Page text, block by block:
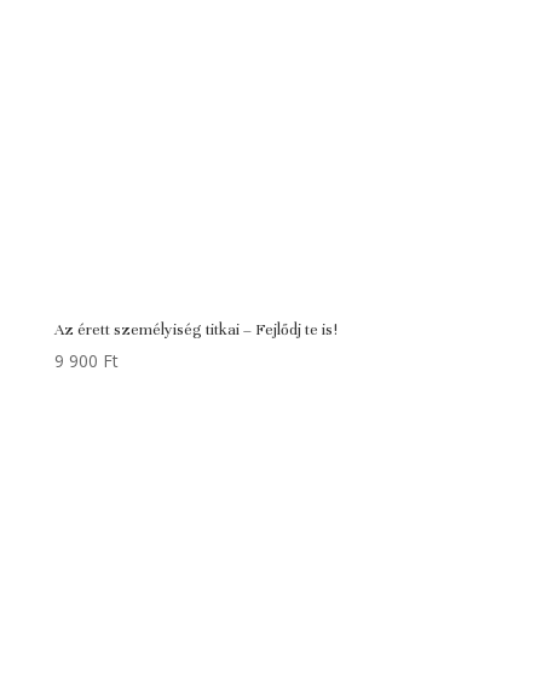
Az érett személyiség titkai – Fejlődj te is!
9 900 Ft